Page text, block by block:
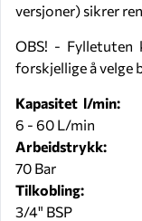
versjoner) sikrer
OBS! - Fylletuten
forskjellige å velge
Kapasitet l/min:
6 - 60 L/min
Arbeidstrykk:
70 Bar
Tilkobling:
3/4" BSP